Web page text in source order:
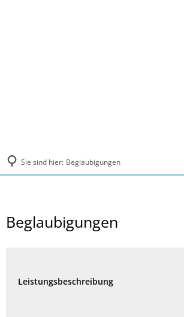
Sie sind hier: Beglaubigungen
Beglaubigungen
Leistungsbeschreibung